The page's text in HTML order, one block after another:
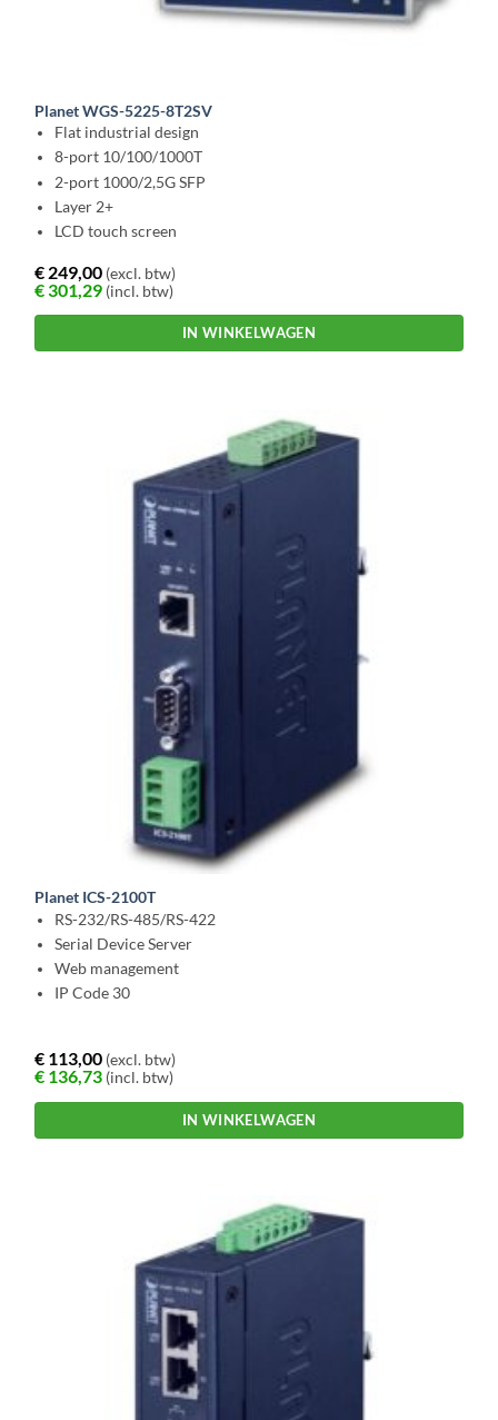
Planet WGS-5225-8T2SV
Flat industrial design
8-port 10/100/1000T
2-port 1000/2,5G SFP
Layer 2+
LCD touch screen
€ 249,00 (excl. btw)
€301,29 (incl. btw)
IN WINKELWAGEN
Planet ICS-2100T
RS-232/RS-485/RS-422
Serial Device Server
Web management
IP Code 30
€ 113,00 (excl. btw)
€ 136,73 (incl. btw)
IN WINKELWAGEN